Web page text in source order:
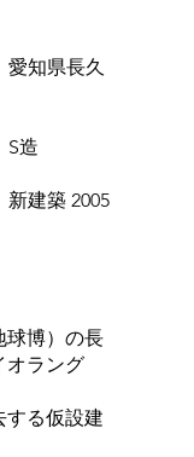
長久
2005
球博）の長
オラング
する仮設建